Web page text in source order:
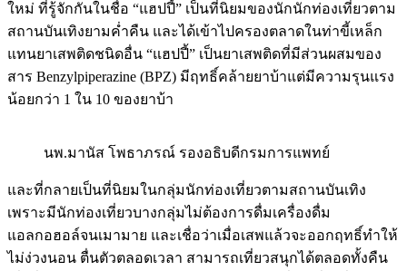
ใหม่ ที่รู้จักกันในชื่อ “แฮปปี้” เป็นที่นิยมของนักนักท่องเที่ยวตาม
สถานบันเทิงยามค่ำคืน และได้เข้าไปครองตลาดในท่าขี้เหล็ก
แทนยาเสพติดชนิดอื่น “แฮปปี้” เป็นยาเสพติดที่มีส่วนผสมของ
สาร Benzylpiperazine (BPZ) มีฤทธิ์คล้ายยาบ้าแต่มีความรุนแรง
น้อยกว่า 1 ใน 10 ของยาบ้า
นพ.มานัส โพธาภรณ์ รองอธิบดีกรมการแพทย์
และที่กลายเป็นที่นิยมในกลุ่มนักท่องเที่ยวตามสถานบันเทิง
เพราะมีนักท่องเที่ยวบางกลุ่มไม่ต้องการดื่มเครื่องดื่ม
แอลกอฮอล์จนเมามาย และเชื่อว่าเมื่อเสพแล้วจะออกฤทธิ์ทำให้
ไม่ง่วงนอน ตื่นตัวตลอดเวลา สามารถเที่ยวสนุกได้ตลอดทั้งคืน